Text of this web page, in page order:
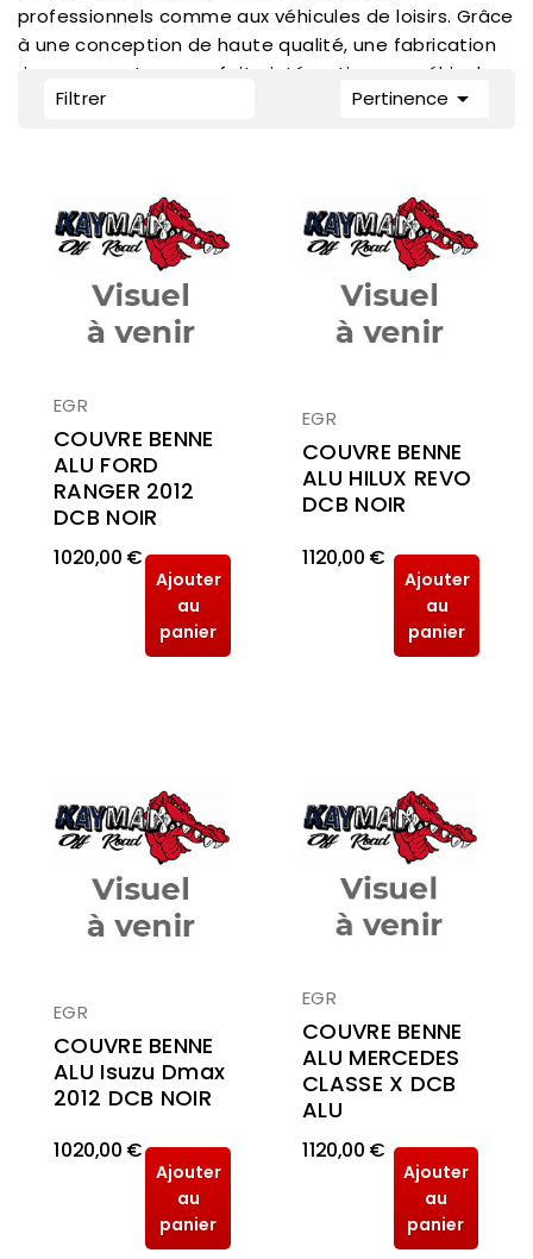
professionnels comme aux véhicules de loisirs. Grâce
à une conception de haute qualité, une fabrication
rigoureuse et une parfaite intégration aux véhicules
d’origine, EGR est devenue une référence mondiale
Filtrer Pertinence 
EGR
COUVRE BENNE
ALU FORD
RANGER 2012
DCB NOIR
1 020,00 €
Ajouter
au
panier
EGR
COUVRE BENNE
ALU HILUX REVO
DCB NOIR
1 120,00 €
Ajouter
au
panier
EGR
COUVRE BENNE
ALU Isuzu Dmax
2012 DCB NOIR
1 020,00 €
Ajouter
au
panier
EGR
COUVRE BENNE
ALU MERCEDES
CLASSE X DCB
ALU
1 120,00 €
Ajouter
au
panier